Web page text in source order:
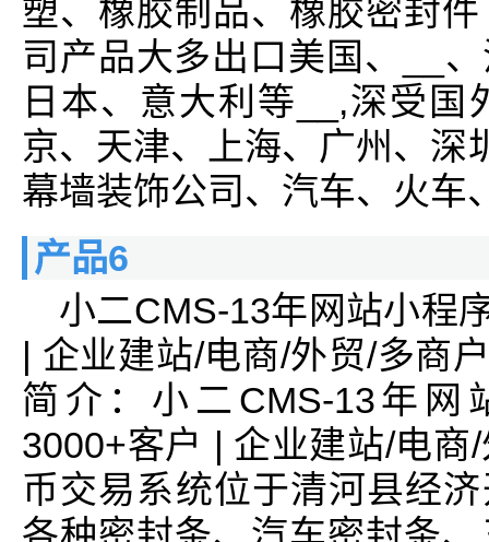
塑、橡胶制品、橡胶密封
司产品大多出口美国、__
日本、意大利等__,深受
京、天津、上海、广州、深
幕墙装饰公司、汽车、火车
产品6
小二CMS-13年网站小程
| 企业建站/电商/外贸/多商
简介：小二CMS-13年
3000+客户 | 企业建站/电
币交易系统位于清河县经